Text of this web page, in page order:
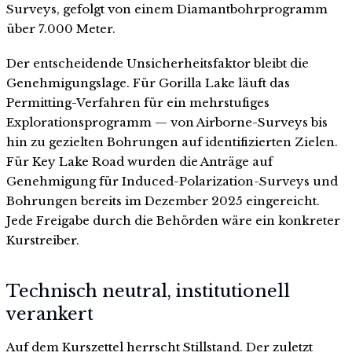
Surveys, gefolgt von einem Diamantbohrprogramm
über 7.000 Meter.
Der entscheidende Unsicherheitsfaktor bleibt die
Genehmigungslage. Für Gorilla Lake läuft das
Permitting-Verfahren für ein mehrstufiges
Explorationsprogramm — von Airborne-Surveys bis
hin zu gezielten Bohrungen auf identifizierten Zielen.
Für Key Lake Road wurden die Anträge auf
Genehmigung für Induced-Polarization-Surveys und
Bohrungen bereits im Dezember 2025 eingereicht.
Jede Freigabe durch die Behörden wäre ein konkreter
Kurstreiber.
Technisch neutral, institutionell
verankert
Auf dem Kurszettel herrscht Stillstand. Der zuletzt